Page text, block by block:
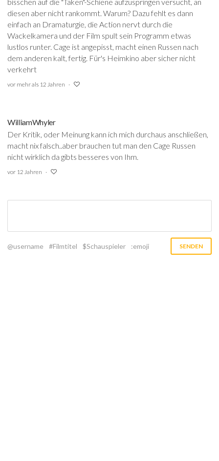
diesen aber nicht rankommt. Warum? Dazu fehlt es dann
einfach an Dramaturgie, die Action nervt durch die
Wackelkamera und der Film spult sein Programm etwas
lustlos runter. Cage ist angepisst, macht einen Russen nach
dem anderen kalt, fertig. Für's Heimkino aber sicher nicht
verkehrt
vor mehr als 12 Jahren
WilliamWhyler
Der Kritik, oder Meinung kann ich mich durchaus anschließen,
macht nix falsch..aber brauchen tut man den Cage Russen
nicht wirklich da gibts besseres von Ihm.
vor 12 Jahren
@username #Filmtitel $Schauspieler :emoji